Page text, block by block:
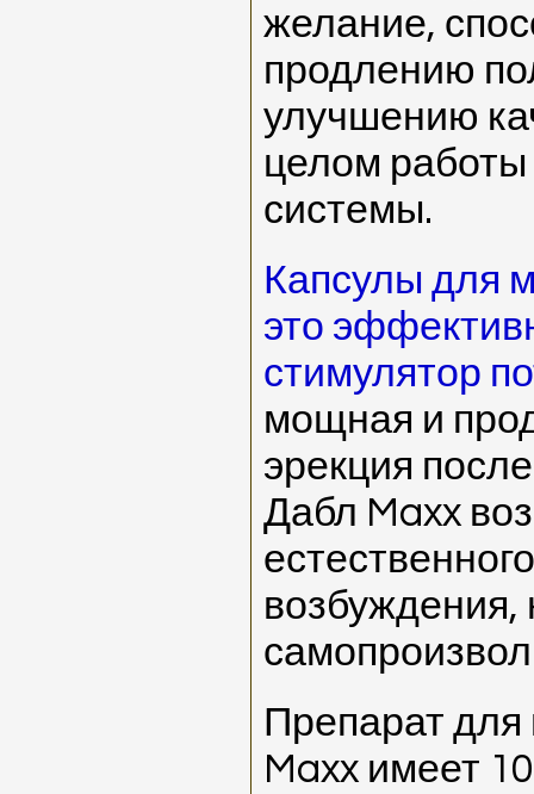
желание,
продлению
улучшению
целом
системы.
Капсулы для
это
стимулятор
мощная и
эрекция
Дабл Maxx
возбуждения,
Препарат
Maxx имеет